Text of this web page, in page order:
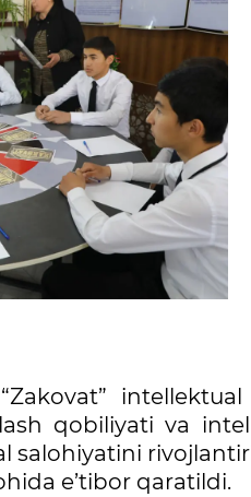
qobiliyati va
salohiyatini
e’tibor qaratildi.